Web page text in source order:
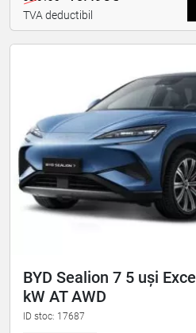
TVA deductibil
BYD Sealion 7 5 uși
kW AT AWD
ID stoc: 17687